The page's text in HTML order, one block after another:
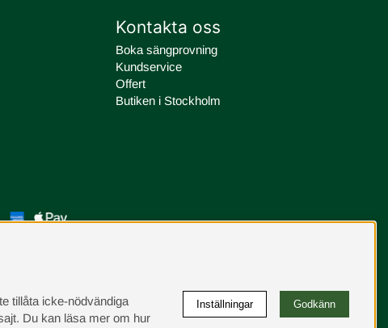
Kontakta oss
Boka sängprovning
Kundservice
Offert
Butiken i Stockholm
tillåta icke-nödvändiga
Du kan läsa mer om hur
Inställningar Godkänn